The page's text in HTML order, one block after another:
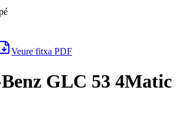
Veure fitxa PDF
GLC 53 4Matic